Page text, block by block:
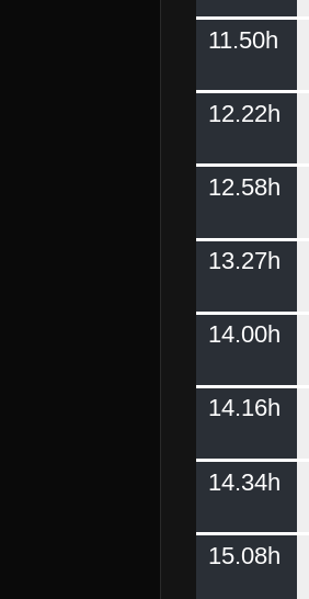
11.50h
12.22h
12.58h
13.27h
14.00h
14.16h
14.34h
15.08h